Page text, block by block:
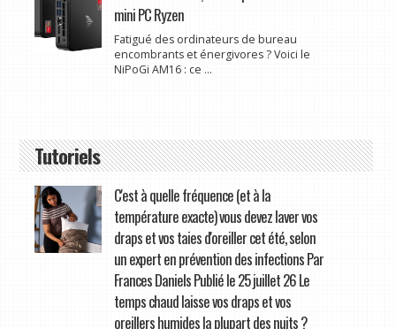
mini PC Ryzen
Fatigué des ordinateurs de bureau
encombrants et énergivores ? Voici le
NiPoGi AM16 : ce ...
Tutoriels
C'est à quelle fréquence (et à la
température exacte) vous devez laver vos
draps et vos taies d'oreiller cet été, selon
un expert en prévention des infections Par
Frances Daniels Publié le 25 juillet 26 Le
temps chaud laisse vos draps et vos
oreillers humides la plupart des nuits ?